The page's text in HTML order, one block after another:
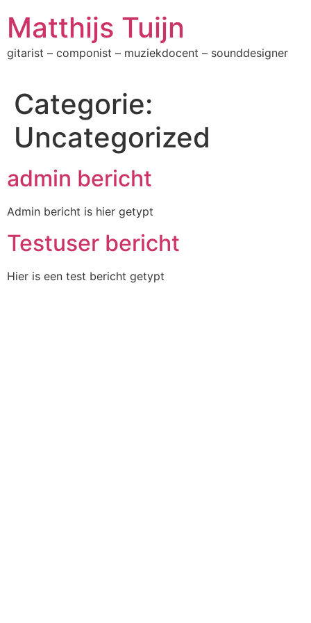
naar
de
inhoud
Matthijs Tuijn
gitarist – componist – muziekdocent – sounddesigner
Categorie:
Uncategorized
admin bericht
Admin bericht is hier getypt
Testuser bericht
Hier is een test bericht getypt